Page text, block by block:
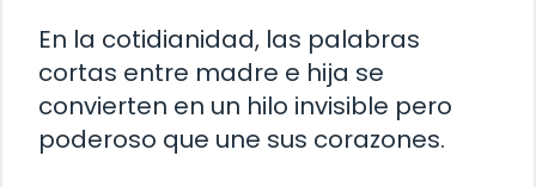
En la cotidianidad, las palabras
cortas entre madre e hija se
convierten en un hilo invisible pero
poderoso que une sus corazones.